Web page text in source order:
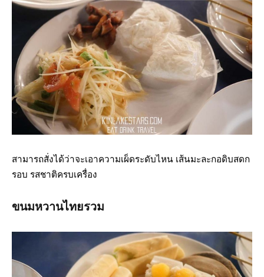
สามารถสั่งได้ว่าจะเอาความเผ็ดระดับไหน เส้นมะละกอดิบสดก
รอบ รสชาติครบเครื่อง
ขนมหวานไทยรวม